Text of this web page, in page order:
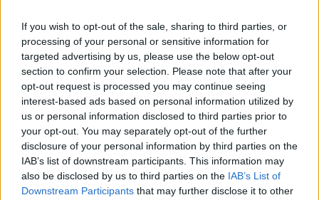
If you wish to opt-out of the sale, sharing to third parties, or
processing of your personal or sensitive information for
targeted advertising by us, please use the below opt-out
section to confirm your selection. Please note that after your
opt-out request is processed you may continue seeing
interest-based ads based on personal information utilized by
us or personal information disclosed to third parties prior to
your opt-out. You may separately opt-out of the further
disclosure of your personal information by third parties on the
IAB’s list of downstream participants. This information may
also be disclosed by us to third parties on the IAB’s List of
Downstream Participants that may further disclose it to other
Halloween
​Lucrezia Borgia, una storia di potere
Facile profezia
Il terzo compito
L'abiura di Galileo
Fu vera gloria?
La guerricciola delle due rose
La truffa all'anziano
Alla fermata dell'autobus
La repressione sessuale per sentito dire
Diseducazione televisiva e inerzia della politica
Foto storica
Esequie solenni